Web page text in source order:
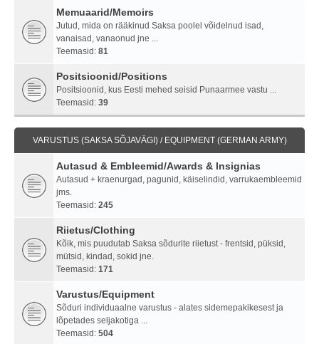
Memuaarid/Memoirs
Jutud, mida on rääkinud Saksa poolel võidelnud isad,
vanaisad, vanaonud jne ...
Teemasid: 81
Positsioonid/Positions
Positsioonid, kus Eesti mehed seisid Punaarmee vastu ...
Teemasid: 39
VARUSTUS (SAKSA SÕJAVÄGI) / EQUIPMENT (GERMAN ARMY)
Autasud & Embleemid/Awards & Insignias
Autasud + kraenurgad, pagunid, käiselindid, varrukaembleemid
jms.
Teemasid: 245
Riietus/Clothing
Kõik, mis puudutab Saksa sõdurite riietust - frentsid, püksid,
mütsid, kindad, sokid jne.
Teemasid: 171
Varustus/Equipment
Sõduri individuaalne varustus - alates sidemepakikesest ja
lõpetades seljakotiga ...
Teemasid: 504